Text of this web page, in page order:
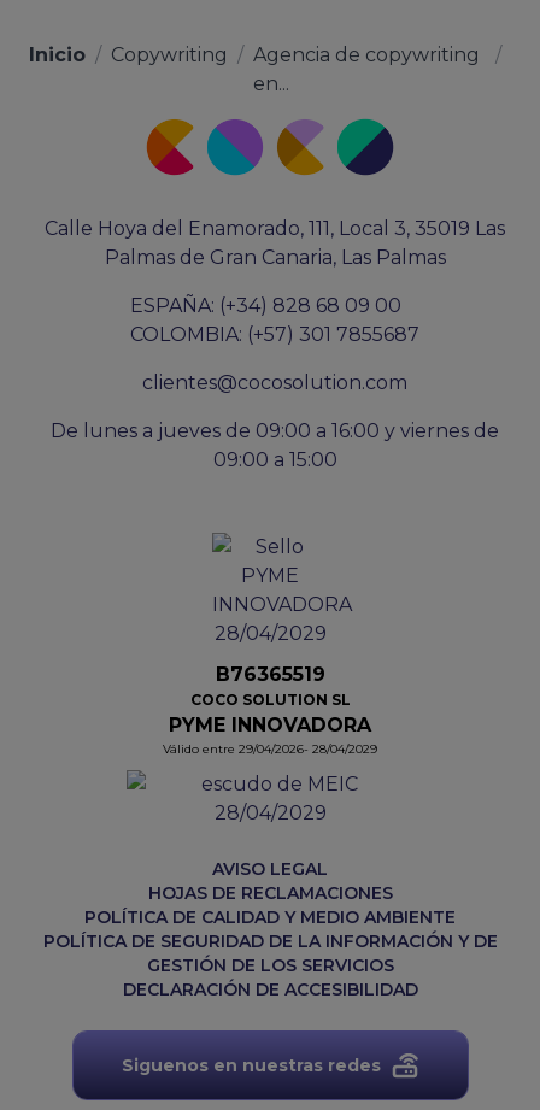
Inicio / Copywriting / Agencia de copywriting
en...
/
Calle Hoya del Enamorado, 111, Local 3, 35019 Las
Palmas de Gran Canaria, Las Palmas
ESPAÑA: (+34) 828 68 09 00
COLOMBIA: (+57) 301 7855687
clientes@cocosolution.com
De lunes a jueves de 09:00 a 16:00 y viernes de
09:00 a 15:00
B76365519
COCO SOLUTION SL
PYME INNOVADORA
Válido entre 29/04/2026- 28/04/2029
AVISO LEGAL
HOJAS DE RECLAMACIONES
POLÍTICA DE CALIDAD Y MEDIO AMBIENTE
POLÍTICA DE SEGURIDAD DE LA INFORMACIÓN Y DE
GESTIÓN DE LOS SERVICIOS
DECLARACIÓN DE ACCESIBILIDAD
Siguenos en nuestras redes